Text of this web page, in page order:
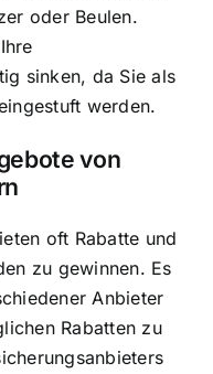
oder Beulen.
sinken, da Sie als
werden.
von
oft Rabatte und
zu gewinnen. Es
Anbieter
Rabatten zu